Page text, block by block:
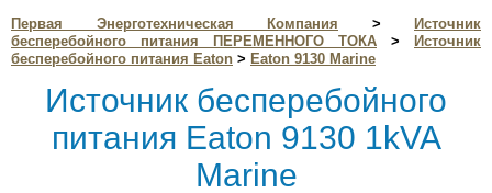
Первая Энерготехническая Компания >
Источник
бесперебойного питания ПЕРЕМЕННОГО ТОКА >
Источник
бесперебойного питания Eaton > Eaton 9130 Marine
Источник бесперебойного
питания Eaton 9130 1kVA
Marine